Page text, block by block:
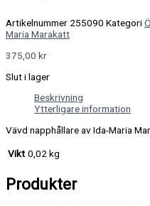
Artikelnummer 255090 Kategori
Maria Marakatt
375,00 kr
Slut i lager
Beskrivning
Ytterligare information
Vävd napphållare av Ida-Maria
Vikt 0,02 kg
Produkter